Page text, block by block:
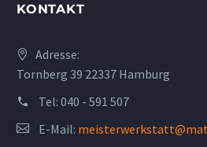
KONTAKT
Adresse:
Tornberg 39 22337 Hamburg
Tel: 040 - 591 507
E-Mail: